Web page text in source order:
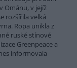
Ománu, v jejíž
rozšířila velká
Ropa unikla z
ruské stínové
Greenpeace a
informovala